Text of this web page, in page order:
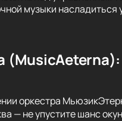
музыки
оркестра
— не упустите шанс